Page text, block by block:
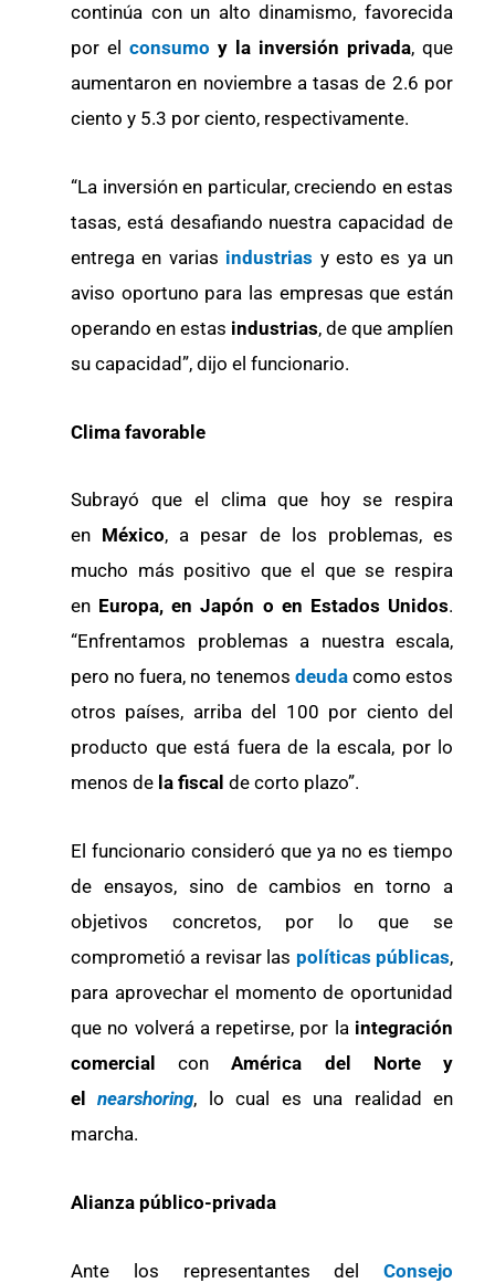
continúa con un alto dinamismo, favorecida
por el consumo y la inversión privada, que
aumentaron en noviembre a tasas de 2.6 por
ciento y 5.3 por ciento, respectivamente.
“La inversión en particular, creciendo en estas
tasas, está desafiando nuestra capacidad de
entrega en varias industrias y esto es ya un
aviso oportuno para las empresas que están
operando en estas industrias, de que amplíen
su capacidad”, dijo el funcionario.
Clima favorable
Subrayó que el clima que hoy se respira
en México, a pesar de los problemas, es
mucho más positivo que el que se respira
en Europa, en Japón o en Estados Unidos.
“Enfrentamos problemas a nuestra escala,
pero no fuera, no tenemos deudacomo estos
otros países, arriba del 100 por ciento del
producto que está fuera de la escala, por lo
menos de la fiscal de corto plazo”.
El funcionario consideró que ya no es tiempo
de ensayos, sino de cambios en torno a
objetivos concretos, por lo que se
comprometió a revisar las políticas públicas,
para aprovechar el momento de oportunidad
que no volverá a repetirse, por laintegración
comercialconAmérica del Norte y
elnearshoring, lo cual es una realidad en
marcha.
Alianza público-privada
Ante los representantes del Consejo